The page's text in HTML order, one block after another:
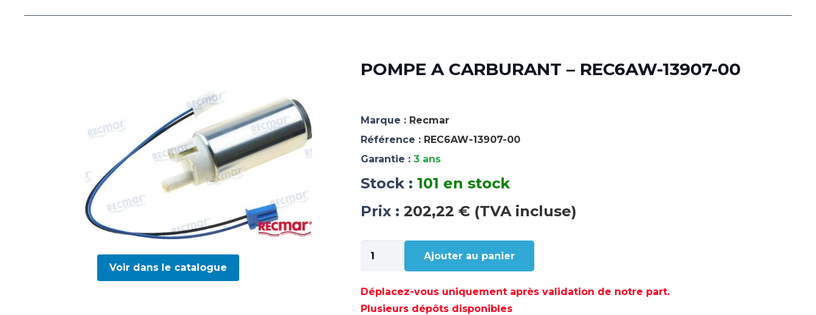
Voir dans le catalogue
POMPE A CARBURANT – REC6AW-13907-00
Marque : Recmar
Référence : REC6AW-13907-00
Garantie : 3 ans
Stock : 101 en stock
Prix : 202,22 € (TVA incluse)
quantité
de
A
CARBURANT
Ajouter au panier
Déplacez-vous uniquement après validation de notre part.
Plusieurs dépôts disponibles